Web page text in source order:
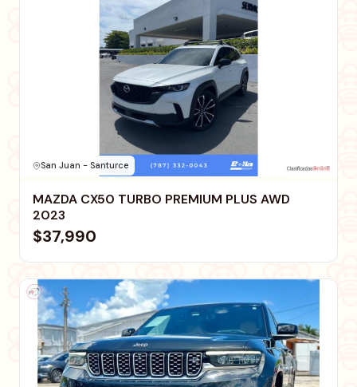
San Juan - Santurce
MAZDA CX50 TURBO PREMIUM PLUS AWD
2023
$37,990